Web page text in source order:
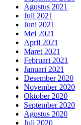
Agustus 2021
Juli 2021
Juni 2021
Mei 2021
April 2021
Maret 2021
Februari 2021
Januari 2021
Desember 2020
November 2020
Oktober 2020
September 2020
Agustus 2020
Juli 2020